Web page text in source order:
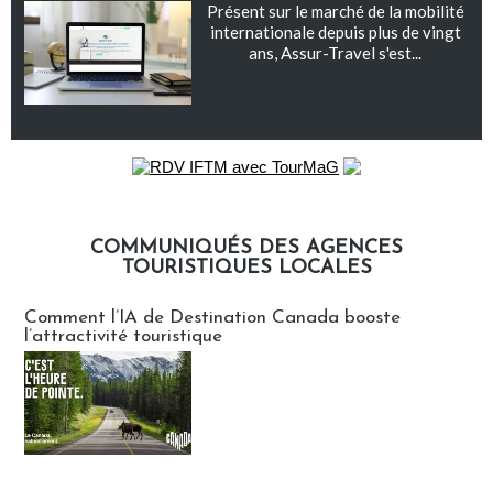
Présent sur le marché de la mobilité
internationale depuis plus de vingt
ans, Assur-Travel s'est...
COMMUNIQUÉS DES AGENCES
TOURISTIQUES LOCALES
Comment l’IA de Destination Canada booste
l’attractivité touristique